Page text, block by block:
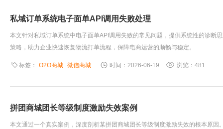
私域订单系统电子面单API调用失败处理
本文针对私域订单系统中电子面单API调用失败的常见问题，提供系统性的诊断
策略，助力企业快速恢复物流打单流程，保障电商运营的顺畅与稳定。
标签： O2O商城 微信商城 时间：2026-06-19 浏览：481
拼团商城团长等级制度激励失效案例
本文通过一个真实案例，深度剖析某拼团商城团长等级制度激励失效的根本原